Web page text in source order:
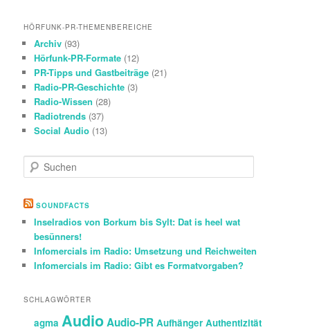
HÖRFUNK-PR-THEMENBEREICHE
Archiv (93)
Hörfunk-PR-Formate (12)
PR-Tipps und Gastbeiträge (21)
Radio-PR-Geschichte (3)
Radio-Wissen (28)
Radiotrends (37)
Social Audio (13)
u
h
SOUNDFACTS
Inselradios von Borkum bis Sylt: Dat is heel wat
besünners!
Infomercials im Radio: Umsetzung und Reichweiten
Infomercials im Radio: Gibt es Formatvorgaben?
SCHLAGWÖRTER
agma AudioAudio-PR Aufhänger Authentizität